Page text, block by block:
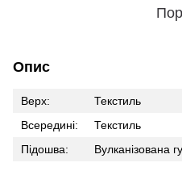
Опис
Верх:
Текстиль
Всередині:
Текстиль
Підошва:
Вулканізована